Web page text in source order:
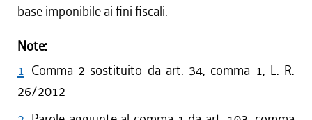
base imponibile ai fini fiscali.
Note:
1 Comma 2 sostituito da art. 34, comma 1, L. R.
26/2012